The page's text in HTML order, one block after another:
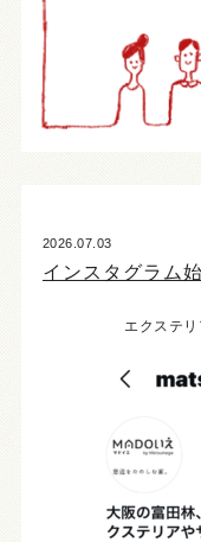
2026.07.03
インスタグラム
エクステ